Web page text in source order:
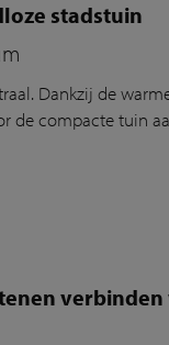
stadstuin
Dankzij de
de compacte tuin